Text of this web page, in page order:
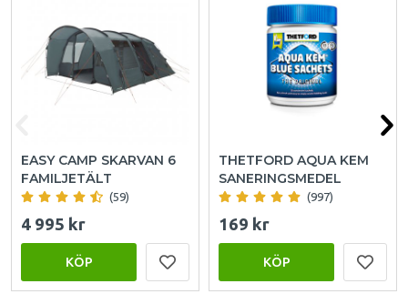
EASY CAMP SKARVAN 6
FAMILJETÄLT
(59)
4 995 kr
KÖP
THETFORD AQUA KEM
SANERINGSMEDEL
(997)
169 kr
KÖP